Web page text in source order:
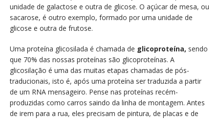
unidade de galactose e outra de glicose. O açúcar de mesa, ou
sacarose, é outro exemplo, formado por uma unidade de
glicose e outra de frutose.
Uma proteína glicosilada é chamada de glicoproteína, sendo
que 70% das nossas proteínas são glicoproteínas. A
glicosilação é uma das muitas etapas chamadas de pós-
traducionais, isto é, após uma proteína ser traduzida a partir
de um RNA mensageiro. Pense nas proteínas recém-
produzidas como carros saindo da linha de montagem. Antes
de irem para a rua, eles precisam de pintura, de placas e de